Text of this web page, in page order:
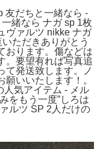
友だちと一緒なら -
緒なら ナガ sp 1枚
ヴァルツ nikke ナガ
ただきありがとう
おります。傷などは
。要望有れば写真追
て発送致します。ノ
いいたします！。
人気アイテム - メル
をもう一度”しろは
ルツ SP 2人だけの